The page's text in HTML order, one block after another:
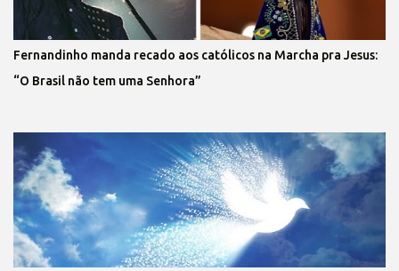
Fernandinho manda recado aos católicos na Marcha pra Jesus:
“O Brasil não tem uma Senhora”